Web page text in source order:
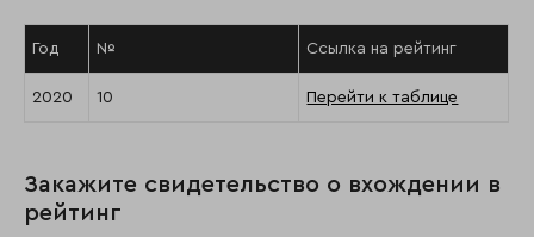
Год № Ссылка на рейтинг
2020 10 Перейти к таблице
Закажите свидетельство о вхождении в
рейтинг